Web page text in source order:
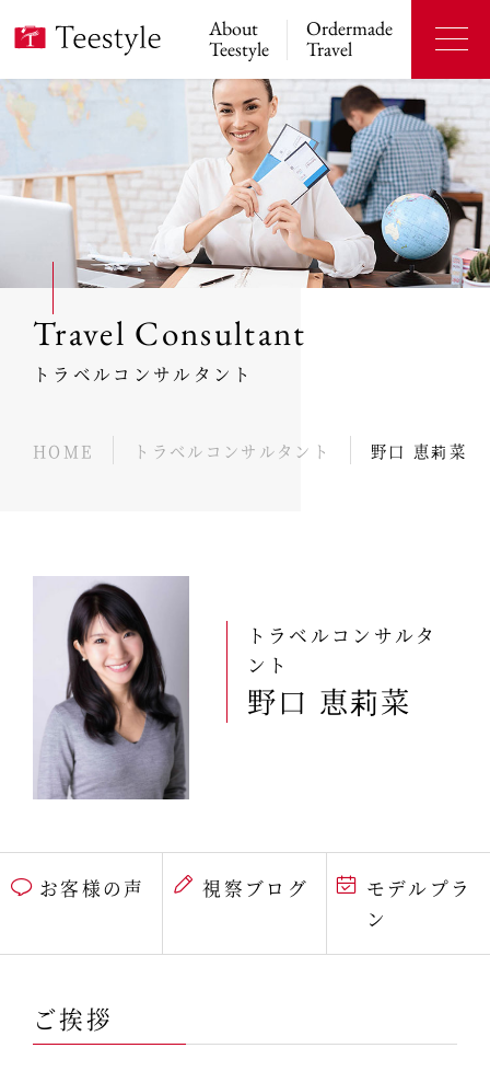
About
Teestyle
Ordermade
Travel
Travel Consultant
トラベルコンサルタント
HOME トラベルコンサルタント 野口 恵莉菜
トラベルコンサルタ
ント
野口 恵莉菜
お客様の声 視察ブログ
モデルプラ
ン
ご挨拶